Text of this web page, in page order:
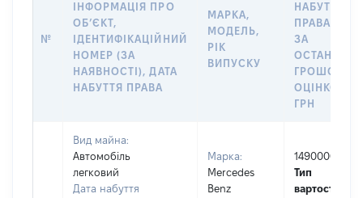
№
ІНФОРМАЦІЯ ПРО
ОБʼЄКТ,
ІДЕНТИФІКАЦІЙНИЙ
НОМЕР (ЗА
НАЯВНОСТІ), ДАТА
НАБУТТЯ ПРАВА
МАРКА,
МОДЕЛЬ,
РІК
ВИПУСКУ
НАБУТТЯ
ПРАВА АБО
ЗА
ОЦІНКОЮ,
ГРН
Вид майна:
Автомобіль
легковий
Дата набуття
Марка:
Mercedes
Benz
1490000
Тип
вартості